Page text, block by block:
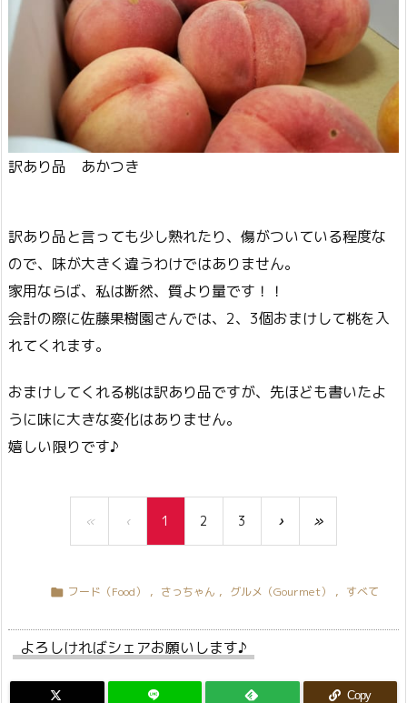
訳あり品 あかつき
訳あり品と言っても少し熟れたり、傷がついている程度な
ので、味が大きく違うわけではありません。
家用ならば、私は断然、質より量です！！
会計の際に佐藤果樹園さんでは、2、3個おまけして桃を入
れてくれます。
おまけしてくれる桃は訳あり品ですが、先ほども書いたよ
うに味に大きな変化はありません。
嬉しい限りです♪
« ‹ 1 2 3 › »
 フード（Food） , さっちゃん , グルメ（Gourmet） , すべて
よろしければシェアお願いします♪
Copy